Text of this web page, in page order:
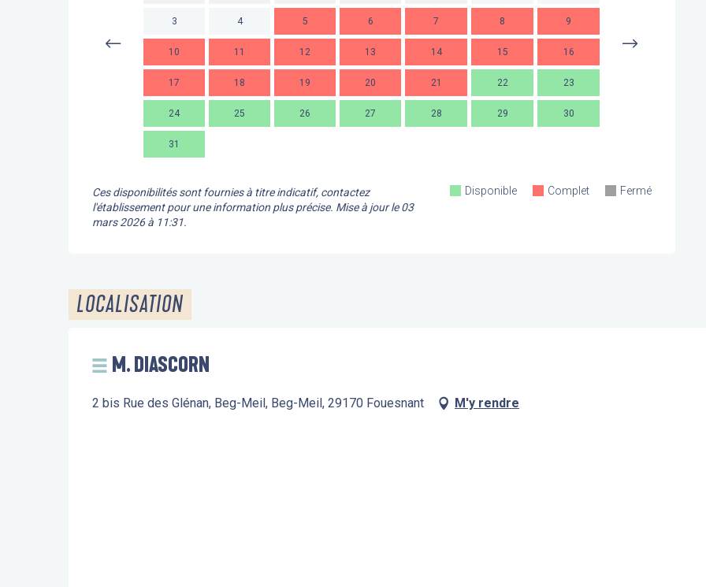
3 4 5 6 7 8 9
10 11 12 13 14 15 16
17 18 19 20 21 22 23
24 25 26 27 28 29 30
31
14
Ces disponibilités sont fournies à titre indicatif, contactez
l'établissement pour une information plus précise. Mise à jour le03
mars 2026 à 11:31.
Disponible Complet Fermé
LOCALISATION
M. DIASCORN
2 bis Rue des Glénan, Beg-Meil, Beg-Meil, 29170 Fouesnant M'y rendre